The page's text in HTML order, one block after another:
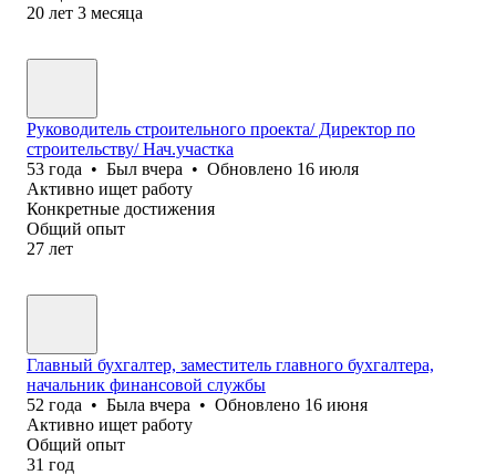
20 лет 3 месяца
Руководитель строительного проекта/ Директор по
строительству/ Нач.участка
53 года • Был вчера • Обновлено 16 июля
Активно ищет работу
Конкретные достижения
Общий опыт
27 лет
Главный бухгалтер, заместитель главного бухгалтера,
начальник финансовой службы
52 года • Была вчера • Обновлено 16 июня
Активно ищет работу
Общий опыт
31 год